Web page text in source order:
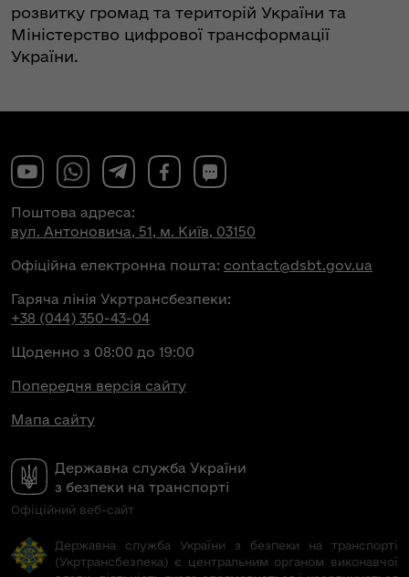
розвитку громад та територій України та
Міністерство цифрової трансформації
України.
Державна служба України
з безпеки на транспорті
Офіційний веб-сайт
Поштова адреса:
вул. Антоновича, 51, м. Київ, 03150
Офіційна електронна пошта: contact@dsbt.gov.ua
Гаряча лінія Укртрансбезпеки:
+38 (044) 350-43-04
Щоденно з 08:00 до 19:00
Попередня версія сайту
Мапа сайту
Державна служба України з безпеки на транспорті
(Укртрансбезпека) є центральним органом виконавчої